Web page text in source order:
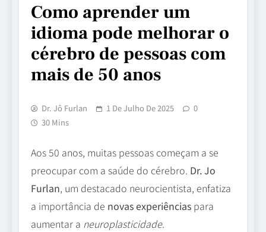
Como aprender um
idioma pode melhorar o
cérebro de pessoas com
mais de 50 anos
Dr. Jô Furlan 1 De Julho De 2025
0
30 Mins
Aos 50 anos, muitas pessoas começam a se
preocupar com a saúde do cérebro. Dr. Jo
Furlan, um destacado neurocientista, enfatiza
a importância de novas experiências para
aumentar a neuroplasticidade.